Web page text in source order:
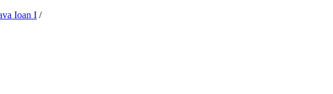
Ioan I /